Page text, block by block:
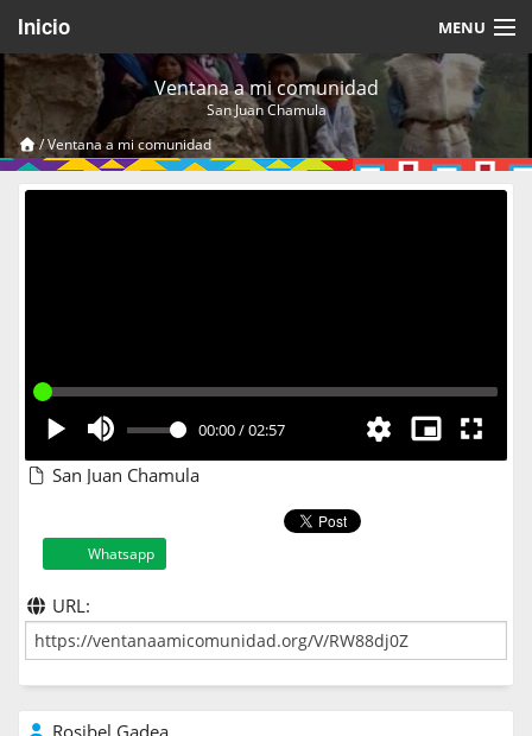
Inicio MENU
Acerca de
Videos Temáticos
Cerrar Sesión
Ventana a mi comunidad
San Juan Chamula
/Ventana a mi comunidad
00:00/02:57
San Juan Chamula
Whatsapp
URL:
Rosibel Gadea